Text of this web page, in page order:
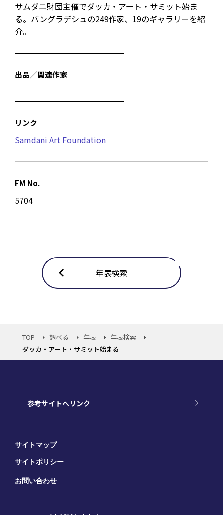
サムダニ財団主催でダッカ・アート・サミット始ま
る。バングラデシュの249作家、19のギャラリーを紹
介。
出品／関連作家
リンク
Samdani Art Foundation
FM No.
5704
年表検索
TOP 調べる 年表
年表検索
ダッカ・アート・サミット始まる
参考サイトへリンク
サイトマップ
サイトポリシー
お問い合わせ